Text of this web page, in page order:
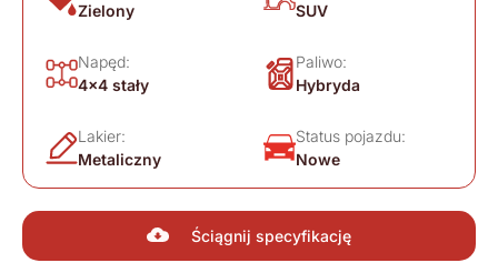
Zielony
SUV
Napęd:
4x4 stały
Paliwo:
Hybryda
Lakier:
Metaliczny
Status pojazdu:
Nowe
Ściągnij specyfikację